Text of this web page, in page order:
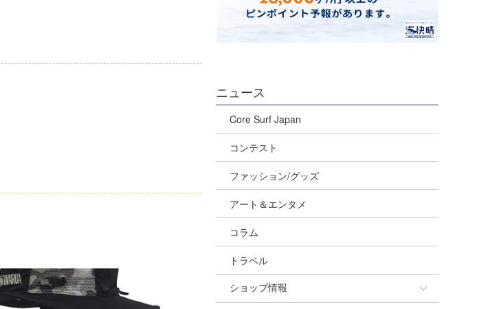
ニュース
Core Surf Japan
コンテスト
ファッション/グッズ
アート＆エンタメ
コラム
トラベル
ショップ情報